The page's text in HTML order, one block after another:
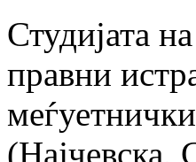
Студијата
правни
(Најчевска,